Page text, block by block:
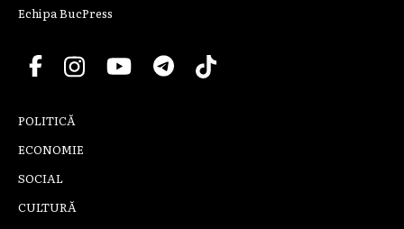
Echipa BucPress
POLITICĂ
ECONOMIE
SOCIAL
CULTURĂ